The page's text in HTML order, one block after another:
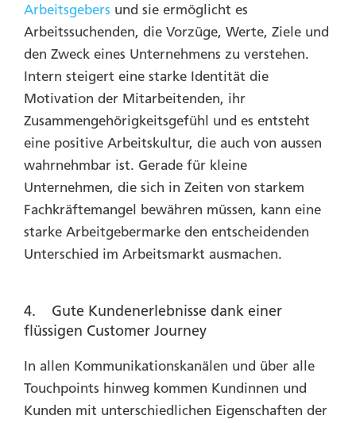
Arbeitsgebers und sie ermöglicht es
Arbeitssuchenden, die Vorzüge, Werte, Ziele und
den Zweck eines Unternehmens zu verstehen.
Intern steigert eine starke Identität die
Motivation der Mitarbeitenden, ihr
Zusammengehörigkeitsgefühl und es entsteht
eine positive Arbeitskultur, die auch von aussen
wahrnehmbar ist. Gerade für kleine
Unternehmen, die sich in Zeiten von starkem
Fachkräftemangel bewähren müssen, kann eine
starke Arbeitgebermarke den entscheidenden
Unterschied im Arbeitsmarkt ausmachen.
4. Gute Kundenerlebnisse dank einer
flüssigen Customer Journey
In allen Kommunikationskanälen und über alle
Touchpoints hinweg kommen Kundinnen und
Kunden mit unterschiedlichen Eigenschaften der